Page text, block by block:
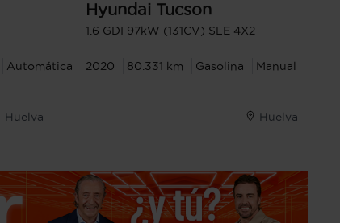
Automática
Huelva
Hyundai Tucson
1.6 GDI 97kW (131CV) SLE 4X2
2020 80.331 km Gasolina Manual
Huelva